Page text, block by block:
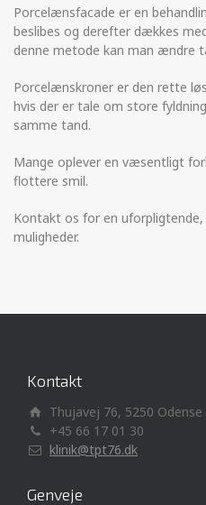
Porcelænsfacade er en
beslibes og derefter dækkes
denne metode kan man ændre
Porcelænskroner er den rette
hvis der er tale om store
samme tand.
Mange oplever en væsentligt
flottere smil.
Kontakt os for en uforpligtende,
muligheder.
Kontakt
Thujavej 76, 5250 Odense
+45 66 17 01 30
klinik@tpt76.dk
Genveje